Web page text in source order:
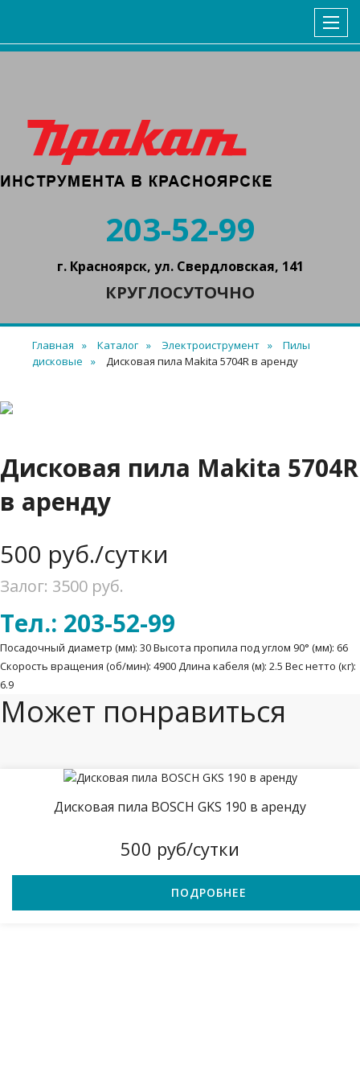
КОНТАКТЫ
203-52-99
г. Красноярск, ул. Свердловская, 141
КРУГЛОСУТОЧНО
Главная Каталог Электроиструмент
Пилы
дисковые
Дисковая пила Makita 5704R в аренду
Дисковая пила Makita 5704R
в аренду
500 руб./сутки
Залог: 3500 руб.
Тел.: 203-52-99
Посадочный диаметр (мм): 30 Высота пропила под углом 90° (мм): 66
Скорость вращения (об/мин): 4900 Длина кабеля (м): 2.5 Вес нетто (кг):
6.9
Может понравиться
Дисковая пила BOSCH GKS 190 в аренду
500 руб/сутки
ПОДРОБНЕЕ